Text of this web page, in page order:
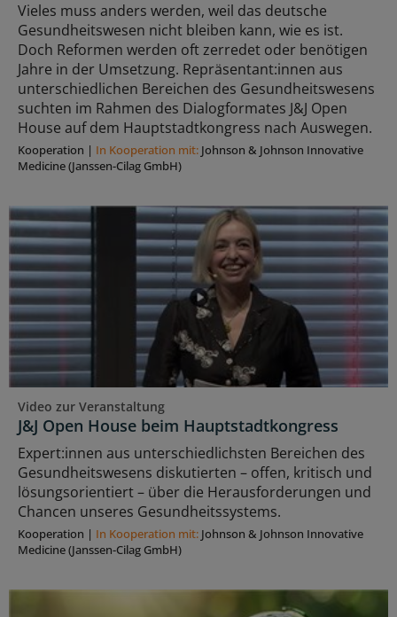
Vieles muss anders werden, weil das deutsche
Gesundheitswesen nicht bleiben kann, wie es ist.
Doch Reformen werden oft zerredet oder benötigen
Jahre in der Umsetzung. Repräsentant:innen aus
unterschiedlichen Bereichen des Gesundheitswesens
suchten im Rahmen des Dialogformates J&J Open
House auf dem Hauptstadtkongress nach Auswegen.
Kooperation | In Kooperation mit: Johnson & Johnson Innovative
Medicine (Janssen-Cilag GmbH)
Video zur Veranstaltung
J&J Open House beim Hauptstadtkongress
Expert:innen aus unterschiedlichsten Bereichen des
Gesundheitswesens diskutierten – offen, kritisch und
lösungsorientiert – über die Herausforderungen und
Chancen unseres Gesundheitssystems.
Kooperation | In Kooperation mit: Johnson & Johnson Innovative
Medicine (Janssen-Cilag GmbH)